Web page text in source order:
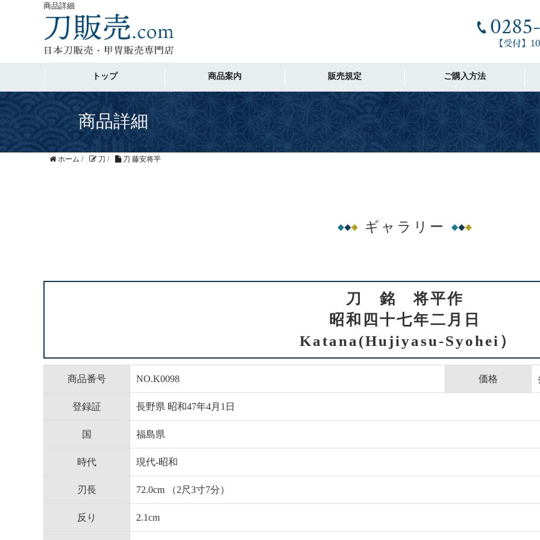
商品詳細
トップ 商品案内 販売規定 ご購入方法
商品詳細
ホーム / 刀 / 刀 藤安将平
ギャラリー
刀 銘 将平作
昭和四十七年二月日
Katana(Hujiyasu-Syohei）
商品番号 NO.K0098 価格
登録証 長野県 昭和47年4月1日
国 福島県
時代 現代-昭和
刃長 72.0cm （2尺3寸7分）
反り 2.1cm